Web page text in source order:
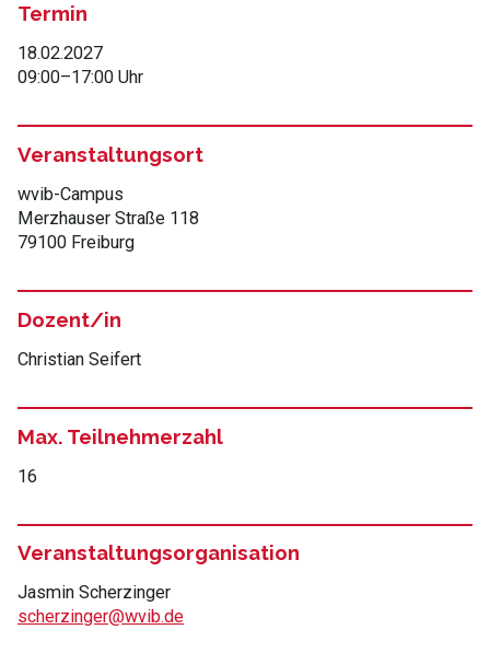
Termin
18.02.2027
09:00–17:00 Uhr
Veranstaltungsort
wvib-Campus
Merzhauser Straße 118
79100 Freiburg
Dozent/in
Christian Seifert
Max. Teilnehmerzahl
16
Veranstaltungsorganisation
Jasmin Scherzinger
scherzinger@wvib.de